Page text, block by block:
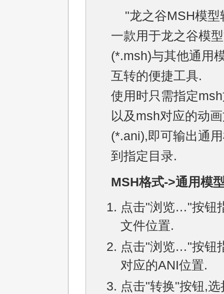
"龙之谷MSH模型
一款用于龙之谷模
(*.msh)与其他通用
互转的便捷工具.
使用时只需指定
以及msh对应的动
(*.ani),即可输出通
到指定目录.
MSH格式->通用模
点击"浏览…"按钮
文件位置.
点击"浏览…"按钮
对应的ANI位置.
点击"转换"按钮,